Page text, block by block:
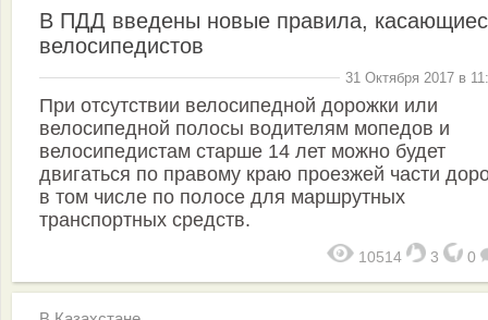
В ПДД введены новые правила,
велосипедистов
31 Октября 2017 в
При отсутствии велосипедной дорожки или
велосипедной полосы водителям мопедов и
велосипедистам старше 14 лет можно будет
двигаться по правому краю проезжей части
в том числе по полосе для маршрутных
транспортных средств.
10514 3 0